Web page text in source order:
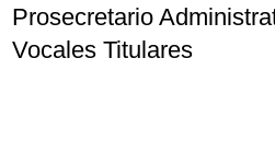
Prosecretario
Vocales Titulares